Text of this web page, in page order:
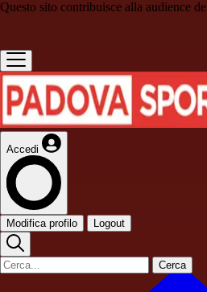
Questo sito contribuisce alla audience de
Accedi
Modifica profilo Logout
Cerca